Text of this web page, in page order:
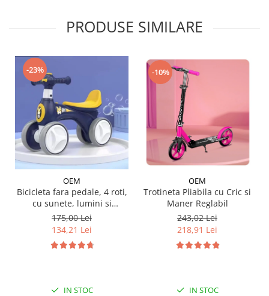
PRODUSE SIMILARE
-23%
OEM
Bicicleta fara pedale, 4 roti,
cu sunete, lumini si
baloane de sapun
175,00 Lei
134,21 Lei
IN STOC
-10%
OEM
Trotineta Pliabila cu Cric si
Maner Reglabil
243,02 Lei
218,91 Lei
IN STOC